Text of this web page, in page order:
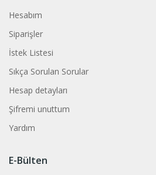
Hesabım
Siparişler
İstek Listesi
Sıkça Sorulan Sorular
Hesap detayları
Şifremi unuttum
Yardım
E-Bülten